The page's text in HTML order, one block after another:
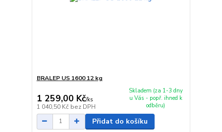
BRALEP US 1600 12 kg
1 259,00 Kč/ks
1 040,50 Kč bez DPH
Skladem (za 1-3 dny
u Vás - popř. ihned k
odběru)
Přidat do košíku